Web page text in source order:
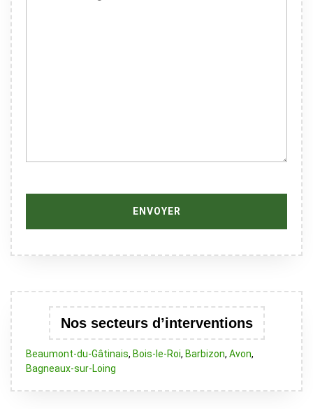
Nos secteurs d’interventions
Beaumont-du-Gâtinais, Bois-le-Roi, Barbizon, Avon,
Bagneaux-sur-Loing